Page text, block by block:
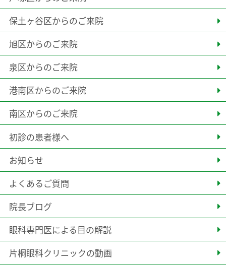
保土ヶ谷区からのご来院
旭区からのご来院
泉区からのご来院
港南区からのご来院
南区からのご来院
初診の患者様へ
お知らせ
よくあるご質問
院長ブログ
眼科専門医による目の解説
片桐眼科クリニックの動画